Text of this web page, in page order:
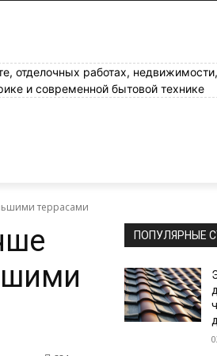
отделочных работах,
и современной бытовой технике
террасами
ПОПУЛЯРНЫЕ